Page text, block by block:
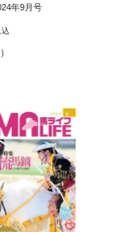
年9月号